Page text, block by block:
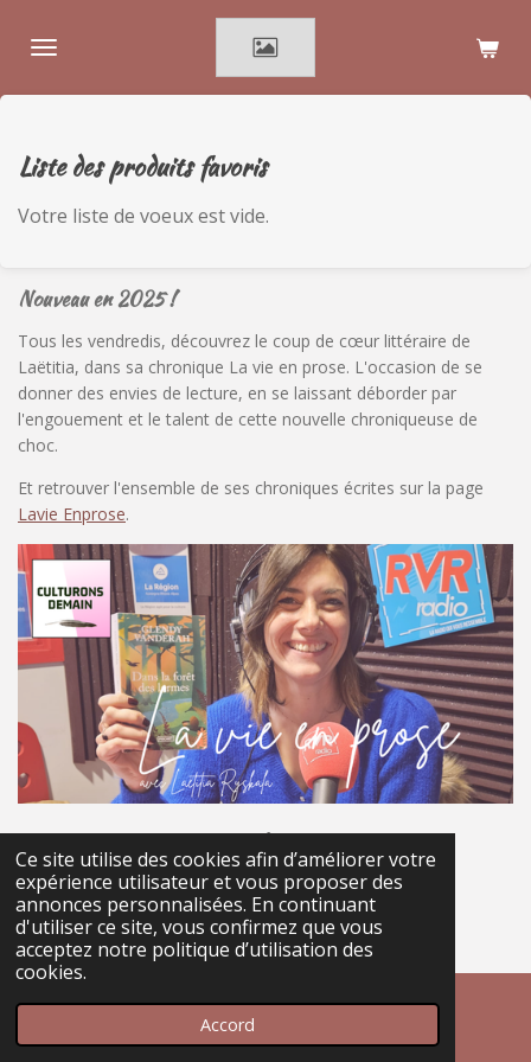
Ce site utilise des cookies afin d’améliorer votre
expérience utilisateur et vous proposer des
annonces personnalisées. En continuant
d'utiliser ce site, vous confirmez que vous
acceptez notre politique d’utilisation des
cookies.
Accord
au
Liste des produits favoris
Votre liste de voeux est vide.
Nouveau en 2025 !
Tous les vendredis, découvrez le coup de cœur littéraire de
Laëtitia, dans sa chronique La vie en prose. L'occasion de se
donner des envies de lecture, en se laissant déborder par
l'engouement et le talent de cette nouvelle chroniqueuse de
choc.
Et retrouver l'ensemble de ses chroniques écrites sur la page
Lavie Enprose.
© 2022 - 2026 culturons demain
Propulsé parWebador